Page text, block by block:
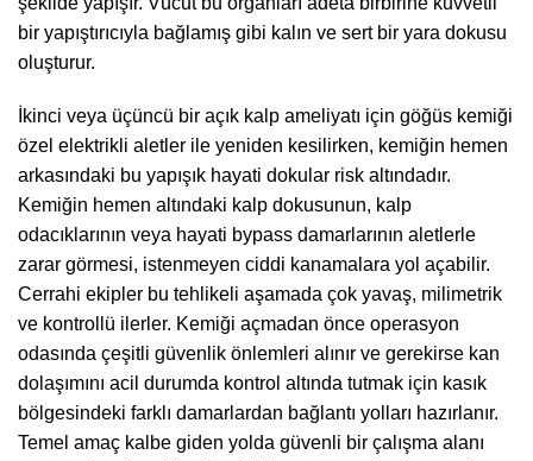
bir yapıştırıcıyla bağlamış gibi kalın ve sert bir yara dokusu
oluşturur.
İkinci veya üçüncü bir açık kalp ameliyatı için göğüs kemiği
özel elektrikli aletler ile yeniden kesilirken, kemiğin hemen
arkasındaki bu yapışık hayati dokular risk altındadır.
Kemiğin hemen altındaki kalp dokusunun, kalp
odacıklarının veya hayati bypass damarlarının aletlerle
zarar görmesi, istenmeyen ciddi kanamalara yol açabilir.
Cerrahi ekipler bu tehlikeli aşamada çok yavaş, milimetrik
ve kontrollü ilerler. Kemiği açmadan önce operasyon
odasında çeşitli güvenlik önlemleri alınır ve gerekirse kan
dolaşımını acil durumda kontrol altında tutmak için kasık
bölgesindeki farklı damarlardan bağlantı yolları hazırlanır.
Temel amaç kalbe giden yolda güvenli bir çalışma alanı